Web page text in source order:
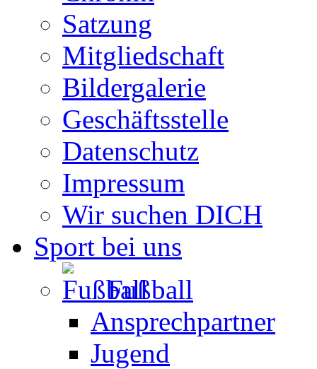
Satzung
Mitgliedschaft
Bildergalerie
Geschäftsstelle
Datenschutz
Impressum
Wir suchen DICH
Sport bei uns
Fußball
Ansprechpartner
Jugend